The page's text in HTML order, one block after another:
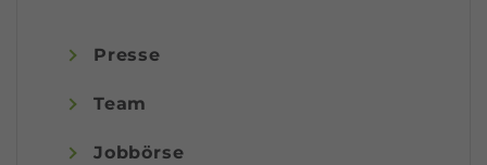
Presse
Team
Jobbörse